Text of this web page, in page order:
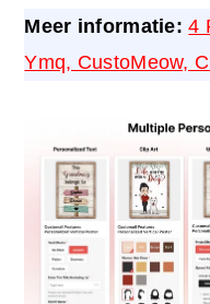
Meer informatie: 4
Ymq, CustoMeow,